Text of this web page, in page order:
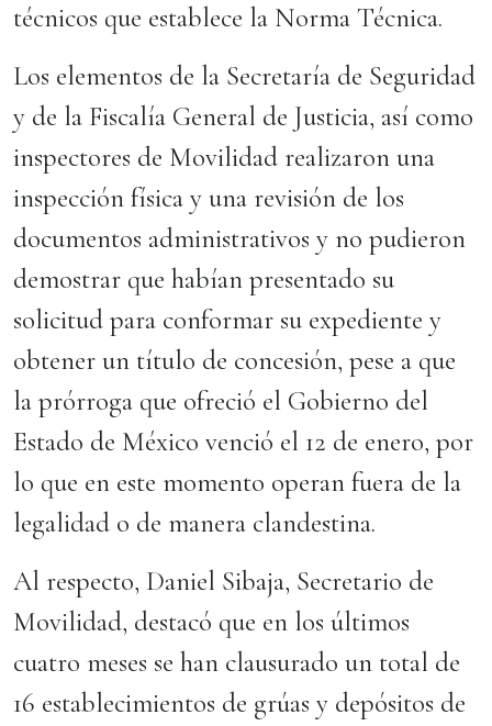
técnicos que establece la Norma Técnica.
Los elementos de la Secretaría de Seguridad
y de la Fiscalía General de Justicia, así como
inspectores de Movilidad realizaron una
inspección física y una revisión de los
documentos administrativos y no pudieron
demostrar que habían presentado su
solicitud para conformar su expediente y
obtener un título de concesión, pese a que
la prórroga que ofreció el Gobierno del
Estado de México venció el 12 de enero, por
lo que en este momento operan fuera de la
legalidad o de manera clandestina.
Al respecto, Daniel Sibaja, Secretario de
Movilidad, destacó que en los últimos
cuatro meses se han clausurado un total de
16 establecimientos de grúas y depósitos de